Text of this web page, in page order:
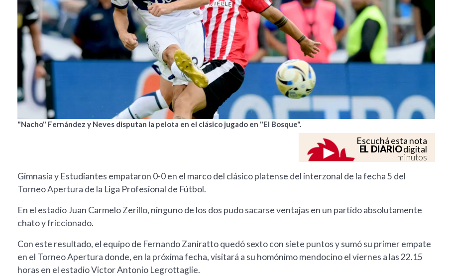
"Nacho" Fernández y Neves disputan la pelota en el clásico jugado en "El Bosque".
Escuchá esta nota
EL DIARIOdigital
minutos
Gimnasia y Estudiantes empataron 0-0 en el marco del clásico platense del interzonal de la fecha 5 del
Torneo Apertura de la Liga Profesional de Fútbol.
En el estadio Juan Carmelo Zerillo, ninguno de los dos pudo sacarse ventajas en un partido absolutamente
chato y friccionado.
Con este resultado, el equipo de Fernando Zaniratto quedó sexto con siete puntos y sumó su primer empate
en el Torneo Apertura donde, en la próxima fecha, visitará a su homónimo mendocino el viernes a las 22.15
horas en el estadio Victor Antonio Legrottaglie.